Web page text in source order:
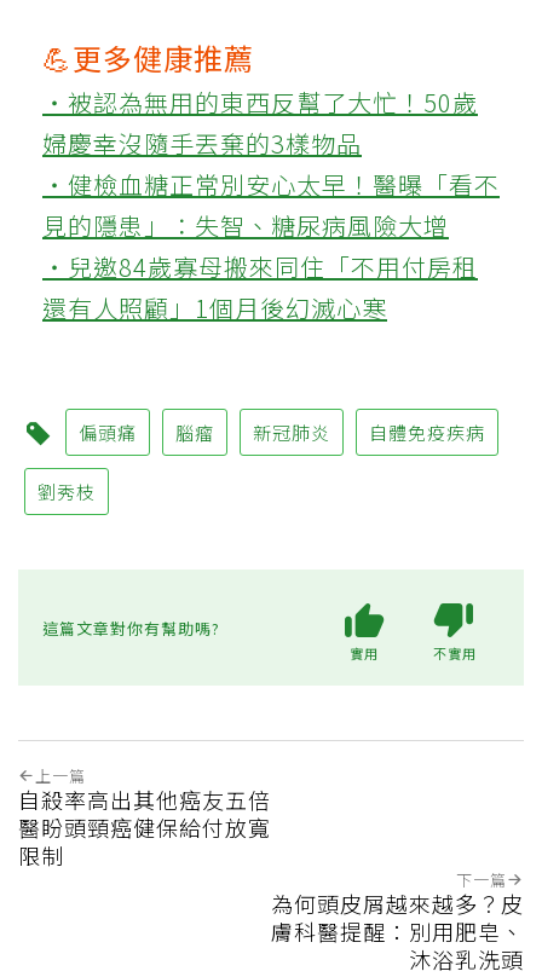
💪更多健康推薦
‧被認為無用的東西反幫了大忙！50歲
婦慶幸沒隨手丟棄的3樣物品
‧健檢血糖正常別安心太早！醫曝「看不
見的隱患」：失智、糖尿病風險大增
‧兒邀84歲寡母搬來同住「不用付房租
還有人照顧」1個月後幻滅心寒
偏頭痛 腦瘤 新冠肺炎 自體免疫疾病
劉秀枝
這篇文章對你有幫助嗎?
實用 不實用
上一篇
自殺率高出其他癌友五倍
醫盼頭頸癌健保給付放寬
限制
下一篇
為何頭皮屑越來越多？皮
膚科醫提醒：別用肥皂、
沐浴乳洗頭